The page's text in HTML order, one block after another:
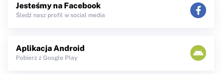
Jesteśmy na Facebook
Śledź nasz profil w social media
Aplikacja Android
Pobierz z Google Play